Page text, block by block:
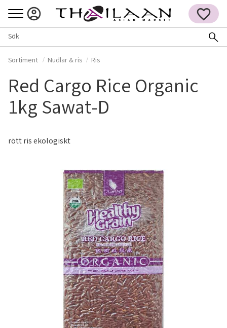
FAVORITER
Sortiment Nudlar & ris Ris
Red Cargo Rice Organic
1kg Sawat-D
rött ris ekologiskt